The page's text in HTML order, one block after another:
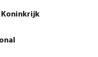
Koninkrijk